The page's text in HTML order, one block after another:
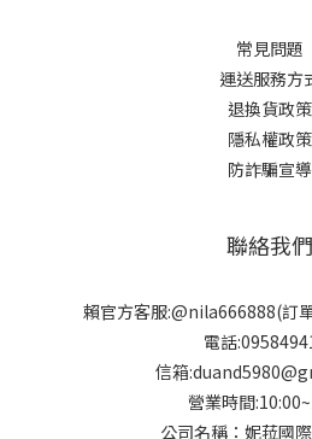
常見問題
運送服務方
退換貨政策
隱私權政策
防詐騙宣導
聯絡我們
賴官方客服:@nila666888(訂
電話
信箱
營業時間
公司名稱：妮菈國